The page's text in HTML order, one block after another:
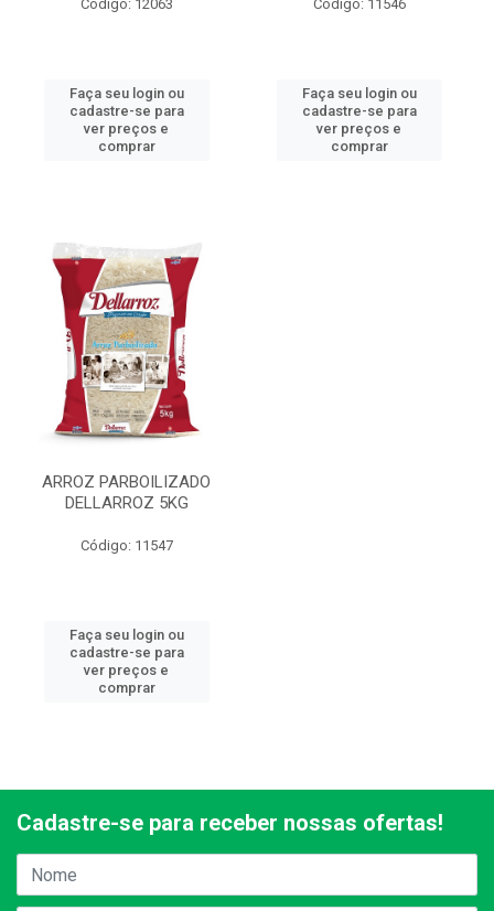
Código: 12063
Faça seu login ou
cadastre-se para
ver preços e
comprar
Código: 11546
Faça seu login ou
cadastre-se para
ver preços e
comprar
ARROZ PARBOILIZADO
DELLARROZ 5KG
Código: 11547
Faça seu login ou
cadastre-se para
ver preços e
comprar
Cadastre-se para receber nossas ofertas!